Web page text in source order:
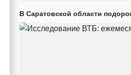
В Саратовской области